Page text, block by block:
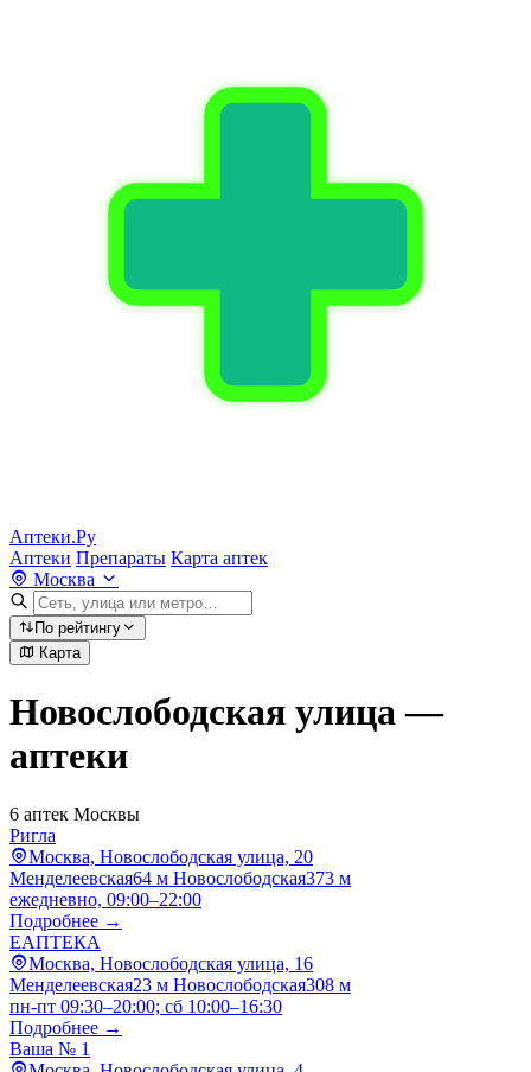
Аптеки.Ру
Аптеки Препараты Карта аптек
Москва
По рейтингу
Карта
Новослободская улица —
аптеки
6 аптек Москвы
Ригла
Москва, Новослободская улица, 20
Менделеевская64 м Новослободская373 м
ежедневно, 09:00–22:00
Подробнее →
ЕАПТЕКА
Москва, Новослободская улица, 16
Менделеевская23 м Новослободская308 м
пн-пт 09:30–20:00; сб 10:00–16:30
Подробнее →
Ваша № 1